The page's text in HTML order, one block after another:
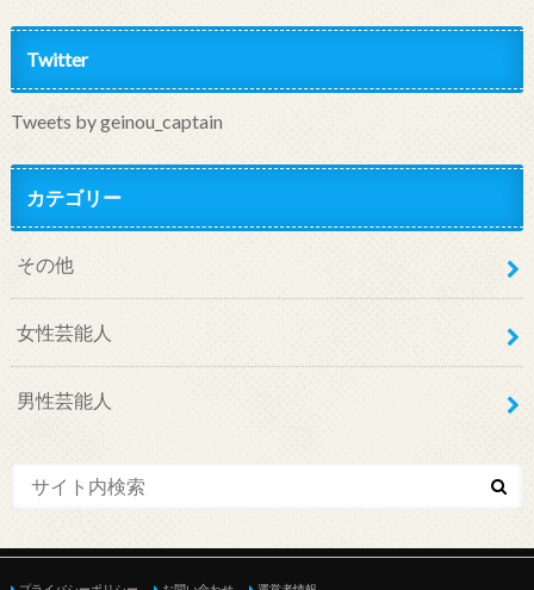
Twitter
Tweets by geinou_captain
カテゴリー
その他
女性芸能人
男性芸能人